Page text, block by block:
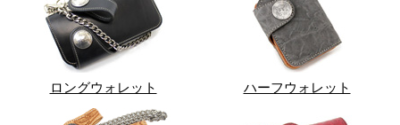
ロングウォレット ハーフウォレット